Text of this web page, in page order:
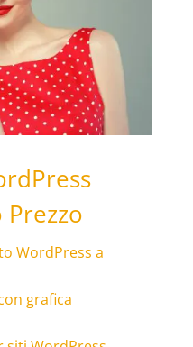
WordPress a
grafica